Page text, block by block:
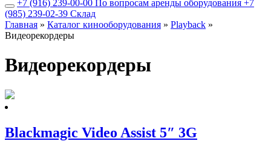
+7 (916) 239-00-00 По вопросам аренды оборудования +7
(985) 239-02-39 Склад
Главная » Каталог кинооборудования » Playback »
Видеорекордеры
Видеорекордеры
Blackmagic Video Assist 5″ 3G